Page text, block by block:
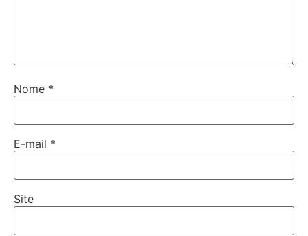
Nome *
E-mail *
Site